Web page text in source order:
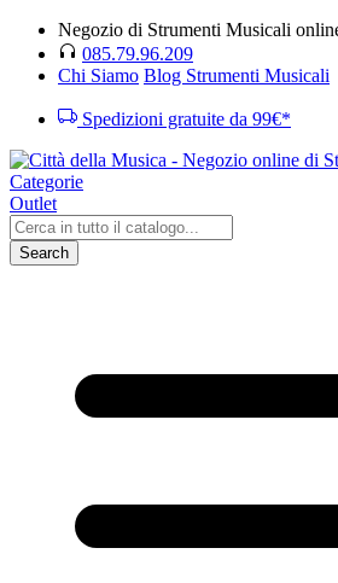
Negozio di Strumenti Musicali
085.79.96.209
Chi Siamo Blog Strumenti Musicali
Spedizioni gratuite da 99€*
Categorie
Outlet
Search